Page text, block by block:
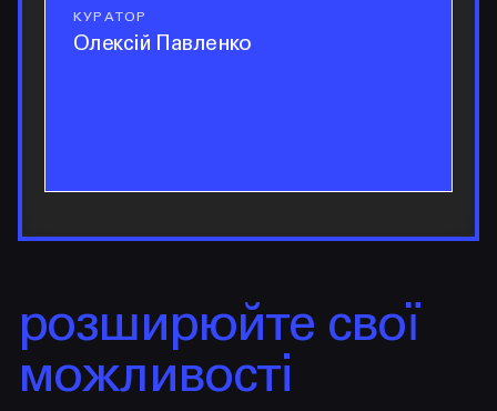
куратор
КУРАТОР
Олексій Павленко
розширюйте свої
можливості